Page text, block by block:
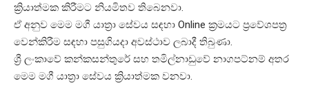
ක්‍රියාත්මක කිරීමට නියමිතව තිබෙනවා.
ඒ අනුව මෙම මගී යාත්‍රා සේවය සඳහා Online ක්‍රමයට ප්‍රවේශපත්‍ර
වෙන්කිරීම සඳහා පසුගියදා අවස්ථාව ලබාදී තිබුණා.
ශ්‍රී ලංකාවේ කන්කසන්තුරේ සහ තමිල්නාඩුවේ නාගපට්නම් අතර
මෙම මගී යාත්‍රා සේවය ක්‍රියාත්මක වනවා.